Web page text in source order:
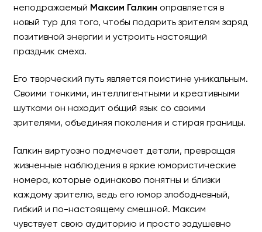
неподражаемый Максим Галкин оправляется в
новый тур для того, чтобы подарить зрителям заряд
позитивной энергии и устроить настоящий
праздник смеха.
Его творческий путь является поистине уникальным.
Своими тонкими, интеллигентными и креативными
шутками он находит общий язык со своими
зрителями, объединяя поколения и стирая границы.
Галкин виртуозно подмечает детали, превращая
жизненные наблюдения в яркие юмористические
номера, которые одинаково понятны и близки
каждому зрителю, ведь его юмор злободневный,
гибкий и по-настоящему смешной. Максим
чувствует свою аудиторию и просто задушевно